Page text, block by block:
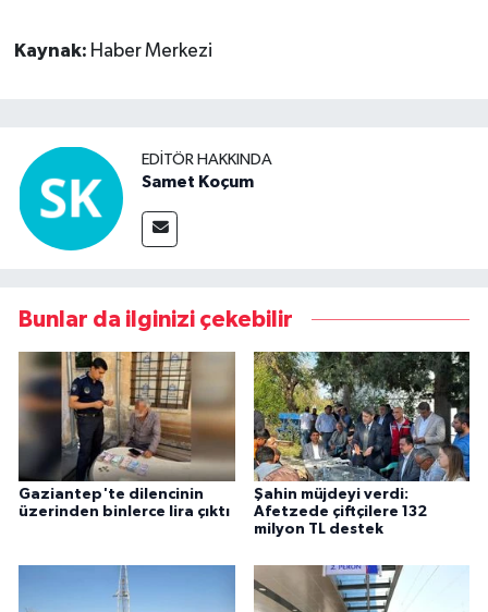
Kaynak: Haber Merkezi
EDITÖR HAKKINDA
Samet Koçum
Bunlar da ilginizi çekebilir
Gaziantep'te dilencinin
üzerinden binlerce lira çıktı
Şahin müjdeyi verdi:
Afetzede çiftçilere 132
milyon TL destek